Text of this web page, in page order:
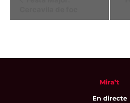
Mira’t
En directe